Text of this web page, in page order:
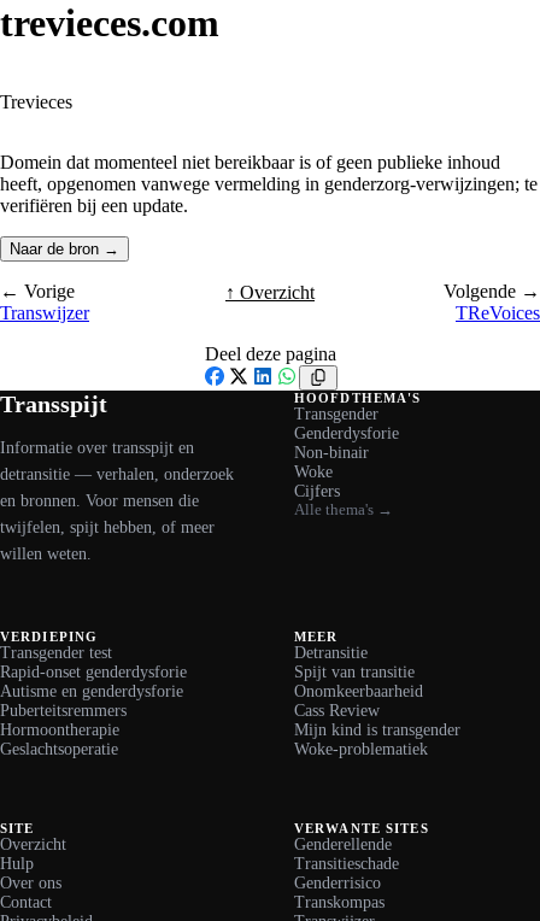
trevieces.com
Trevieces
Domein dat momenteel niet bereikbaar is of geen publieke inhoud
heeft, opgenomen vanwege vermelding in genderzorg-verwijzingen; te
verifiëren bij een update.
Naar de bron →
← Vorige
Transwijzer
↑ Overzicht
Volgende →
TReVoices
Deel deze pagina
Facebook
X LinkedIn
WhatsApp
Transspijt
Informatie over transspijt en
detransitie — verhalen, onderzoek
en bronnen. Voor mensen die
twijfelen, spijt hebben, of meer
willen weten.
HOOFDTHEMA'S
Transgender
Genderdysforie
Non-binair
Woke
Cijfers
Alle thema's →
VERDIEPING
Transgender test
Rapid-onset genderdysforie
Autisme en genderdysforie
Puberteitsremmers
Hormoontherapie
Geslachtsoperatie
MEER
Detransitie
Spijt van transitie
Onomkeerbaarheid
Cass Review
Mijn kind is transgender
Woke-problematiek
SITE
Overzicht
Hulp
Over ons
Contact
VERWANTE SITES
Genderellende
Transitieschade
Genderrisico
Transkompas